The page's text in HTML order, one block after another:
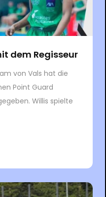
dem Regisseur
von Vals hat die
Point Guard
Willis spielte